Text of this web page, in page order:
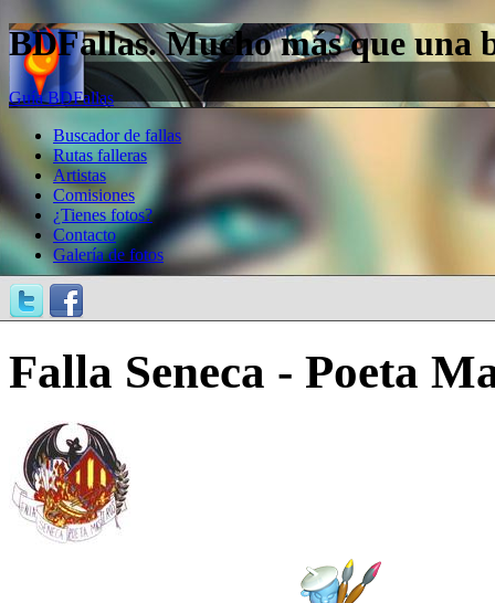
BDFallas. Mucho más que una
Guía BDFallas
Buscador de fallas
Rutas falleras
Artistas
Comisiones
¿Tienes fotos?
Contacto
Galería de fotos
Falla Seneca - Poeta